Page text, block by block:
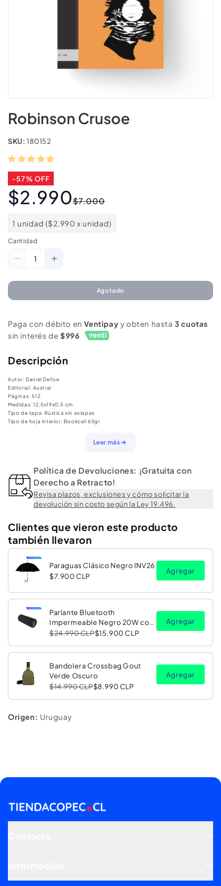
Robinson Crusoe
SKU: 180152
-57% OFF
$7.000
oferta
$2.990
1 unidad ($2.990 x unidad)
Cantidad
Cantidad
Reducir
Aumentar
Agotado
Paga con débito enVentipay y obten hasta3 cuotas
sin interés de $996
Descripción
Autor: Daniel Defoe
Editorial: Austral
Páginas: 512
Medidas: 12,5x19x0,5 cm.
Tipo de tapa: Rústica sin solapas
Tipo de hoja interior: Bookcell 65gr
Leer más
Política de Devoluciones: ¡Gratuita con
Derecho a Retracto!
Revisa plazos, exclusiones y cómo solicitar la
devolución sin costo según la Ley 19.496.
Clientes que vieron este producto
también llevaron
Paraguas Clásico Negro INV26
$7.900 CLP
Agregar
Parlante Bluetooth
Impermeable Negro 20W con
Luz LED RGB PV26 Copec
$24.990 CLP$15.900 CLP
Agregar
Bandolera Crossbag Gout
Verde Oscuro
$14.990 CLP$8.990 CLP
Agregar
Origen: Uruguay